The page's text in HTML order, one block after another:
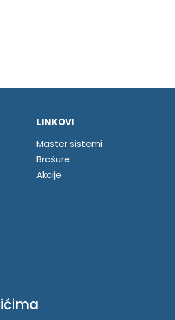
LINKOVI
Master sistemi
Brošure
Akcije